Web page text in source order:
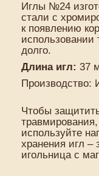
Иглы №24
стали с
к появлению
использовании
долго.
Длина игл: 37
Производство:
Чтобы
используйте
хранения игл
игольница с